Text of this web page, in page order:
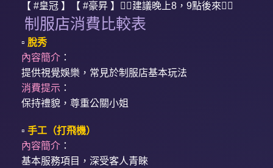
【 #皇冠 】【 #豪昇 】👯‍♀️建議晚上8，9點後來👯‍♀️
制服店消費比較表
▫️ 脫秀
內容簡介 ：
提供視覺娛樂，常見於制服店基本玩法
消費提示 ：
保持禮貌，尊重公關小姐
▫️手工（打飛機）
內容簡介 ：
基本服務項目，深受客人青睞